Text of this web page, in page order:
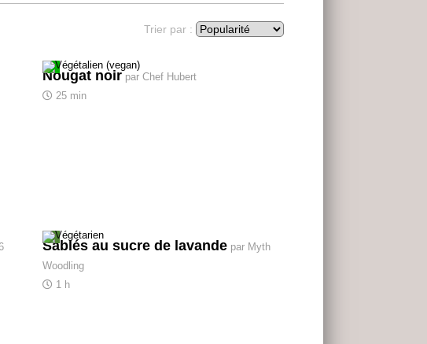
Trier par :
Nougat noir par Chef Hubert
25 min
Sablés au sucre de lavande par Myth
Woodling
1 h